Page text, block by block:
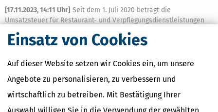
Einsatz von Cookies
Auf dieser Website setzen wir Cookies ein, um unsere
Angebote zu personalisieren, zu verbessern und
wirtschaftlich zu betreiben. Mit Bestätigung Ihrer
[17.11.2023, 14:11 Uhr] Seit dem 1. Juli 2020 beträgt die
Umsatzsteuer für Restaurant- und Verpflegungsdienstleistungen
nur 7 statt 19 Prozent – ausgenommen sind Getränke. Die
Umsatzsteuersenkung ist jedoch bis Ende 2023 befristet, ab 2024
mehr